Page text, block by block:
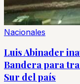
Nacionales
Luis Abinader
Bandera para
Sur del país